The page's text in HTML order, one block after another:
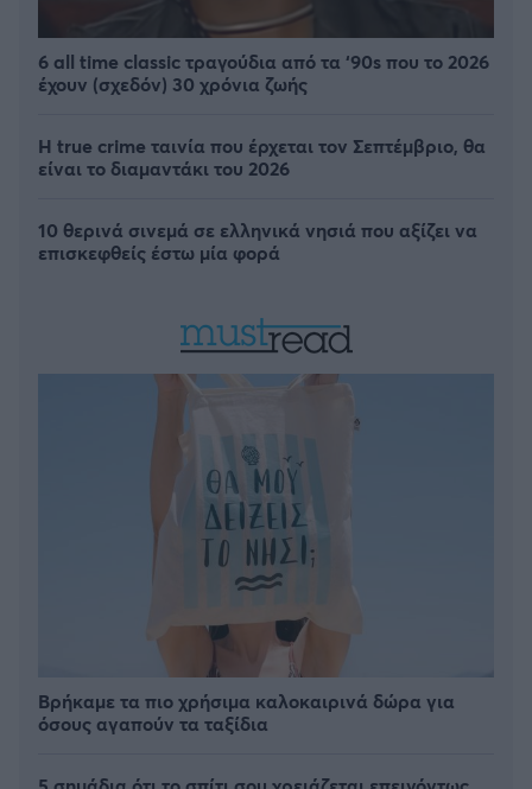
6 all time classic τραγούδια από τα ‘90s που το 2026
έχουν (σχεδόν) 30 χρόνια ζωής
Η true crime ταινία που έρχεται τον Σεπτέμβριο, θα
είναι το διαμαντάκι του 2026
10 θερινά σινεμά σε ελληνικά νησιά που αξίζει να
επισκεφθείς έστω μία φορά
Βρήκαμε τα πιο χρήσιμα καλοκαιρινά δώρα για
όσους αγαπούν τα ταξίδια